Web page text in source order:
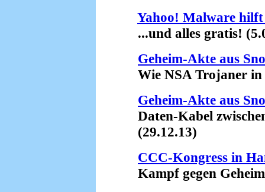
Yahoo! Malware hilft
...und alles gratis!
Geheim-Akte aus
Wie NSA Trojaner in
Geheim-Akte aus
Daten-Kabel
(29.12.13)
CCC-Kongress in
Kampf gegen